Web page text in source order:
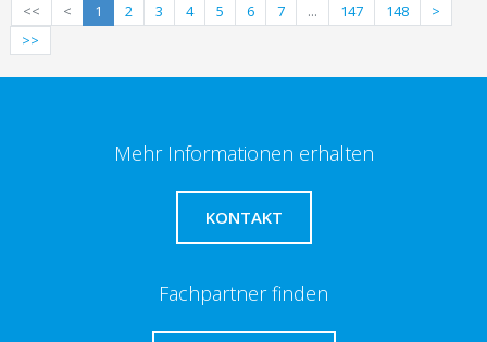
<< < 1 2 3 4 5 6 7 ... 147 148
>
>>
Mehr Informationen erhalten
KONTAKT
Fachpartner finden